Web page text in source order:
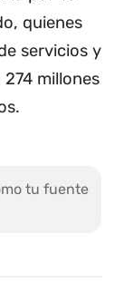
quienes
servicios y
millones
tu fuente